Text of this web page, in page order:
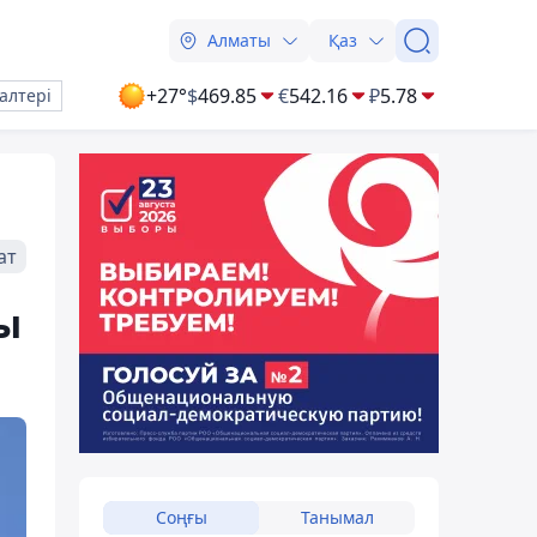
Алматы Қаз
+27°$469.85 €542.16 ₽5.78
Соңғы Танымал